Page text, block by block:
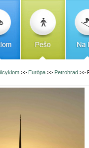
>> Európa >> Petrohrad >>